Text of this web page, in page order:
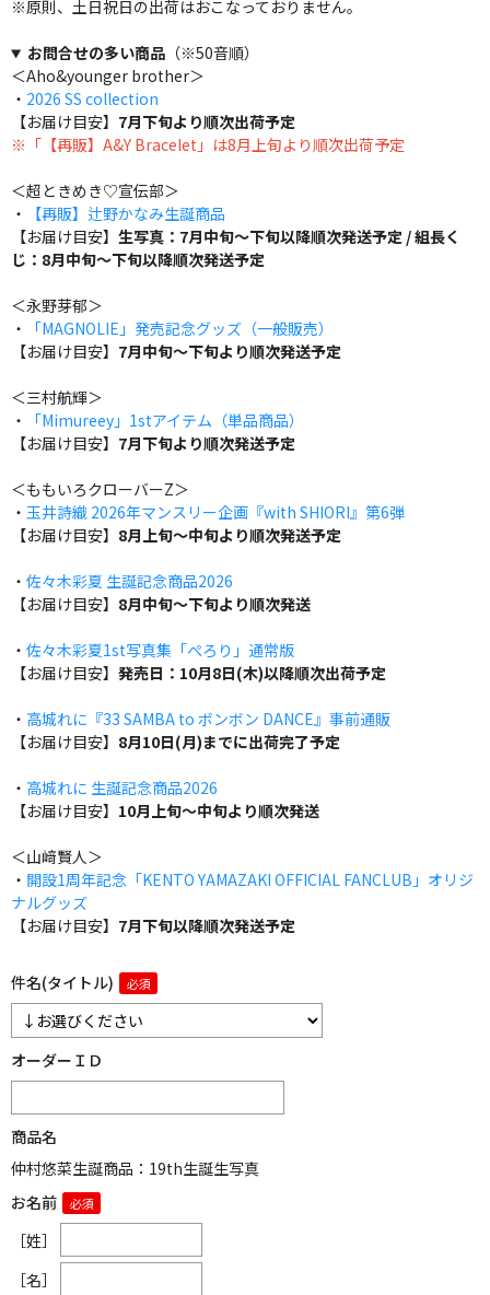
※原則、土日祝日の出荷はおこなっておりません。
お問合せの多い商品（※50音順）
＜Aho&younger brother＞
・ 2026 SS collection
【お届け目安】 7月下旬より順次出荷予定
※「【再販】A&Y Bracelet」は8月上旬より順次出荷予定
＜超ときめき♡宣伝部＞
・
【再販】辻野かなみ生誕商品
【お届け目安】 生写真：7月中旬～下旬以降順次発送予定 / 組長く
じ：8月中旬～下旬以降順次発送予定
＜永野芽郁＞
・
「MAGNOLIE」発売記念グッズ（一般販売）
【お届け目安】 7月中旬～下旬より順次発送予定
＜三村航輝＞
・
「Mimureey」1stアイテム（単品商品）
【お届け目安】 7月下旬より順次発送予定
＜ももいろクローバーZ＞
・ 玉井詩織 2026年マンスリー企画『with SHIORI』第6弾
【お届け目安】 8月上旬～中旬より順次発送予定
・ 佐々木彩夏 生誕記念商品2026
【お届け目安】 8月中旬～下旬より順次発送
・ 佐々木彩夏1st写真集「ぺろり」通常版
【お届け目安】 発売日：10月8日(木)以降順次出荷予定
・ 高城れに『33 SAMBA to ボンボン DANCE』事前通販
【お届け目安】 8月10日(月)までに出荷完了予定
・ 高城れに 生誕記念商品2026
【お届け目安】 10月上旬～中旬より順次発送
＜山﨑賢人＞
・ 開設1周年記念「KENTO YAMAZAKI OFFICIAL FANCLUB」オリジ
ナルグッズ
【お届け目安】 7月下旬以降順次発送予定
件名(タイトル)
オーダーＩＤ
商品名
仲村悠菜生誕商品：19th生誕生写真
お名前
［姓］
［名］